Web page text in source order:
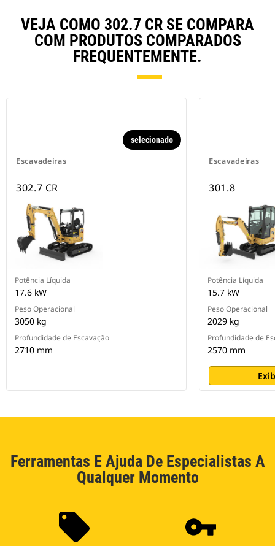
VEJA COMO 302.7 CR SE COMPARA
COM PRODUTOS COMPARADOS
FREQUENTEMENTE.
Escavadeiras
selecionado
302.7 CR
Potência Líquida
17.6 kW
Peso Operacional
3050 kg
Profundidade de Escavação
2710 mm
Escavadeiras
301.8
Potência Líquida
15.7 kW
Peso Operacional
2029 kg
Profundidade de
2570 mm
Ferramentas E Ajuda De Especialistas A
Qualquer Momento